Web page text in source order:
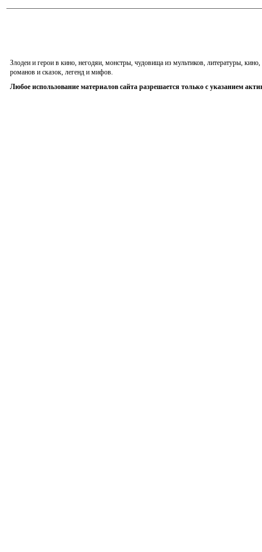
Злодеи и герои в кино, негодяи, монстры, чудовища из мультиков, литературы,
романов и сказок, легенд и мифов.
Любое использование материалов сайта разрешается только с указанием